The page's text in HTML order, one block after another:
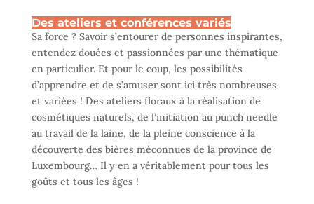
Des ateliers et conférences variés
Sa force ? Savoir s’entourer de personnes inspirantes,
entendez douées et passionnées par une thématique
en particulier. Et pour le coup, les possibilités
d’apprendre et de s’amuser sont ici très nombreuses
et variées ! Des ateliers floraux à la réalisation de
cosmétiques naturels, de l’initiation au punch needle
au travail de la laine, de la pleine conscience à la
découverte des bières méconnues de la province de
Luxembourg… Il y en a véritablement pour tous les
goûts et tous les âges !